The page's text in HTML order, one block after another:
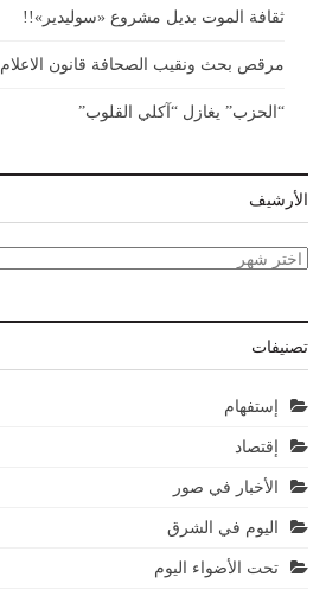
ثقافة الموت بديل مشروع «سوليدير»!!
مرقص بحث ونقيب الصحافة قانون الاعلام
“الحزب” يغازل “آكلي القلوب”
الأرشيف
الأرشيف
تصنيفات
إستفهام
إقتصاد
الأخبار في صور
اليوم في الشرق
تحت الأضواء اليوم